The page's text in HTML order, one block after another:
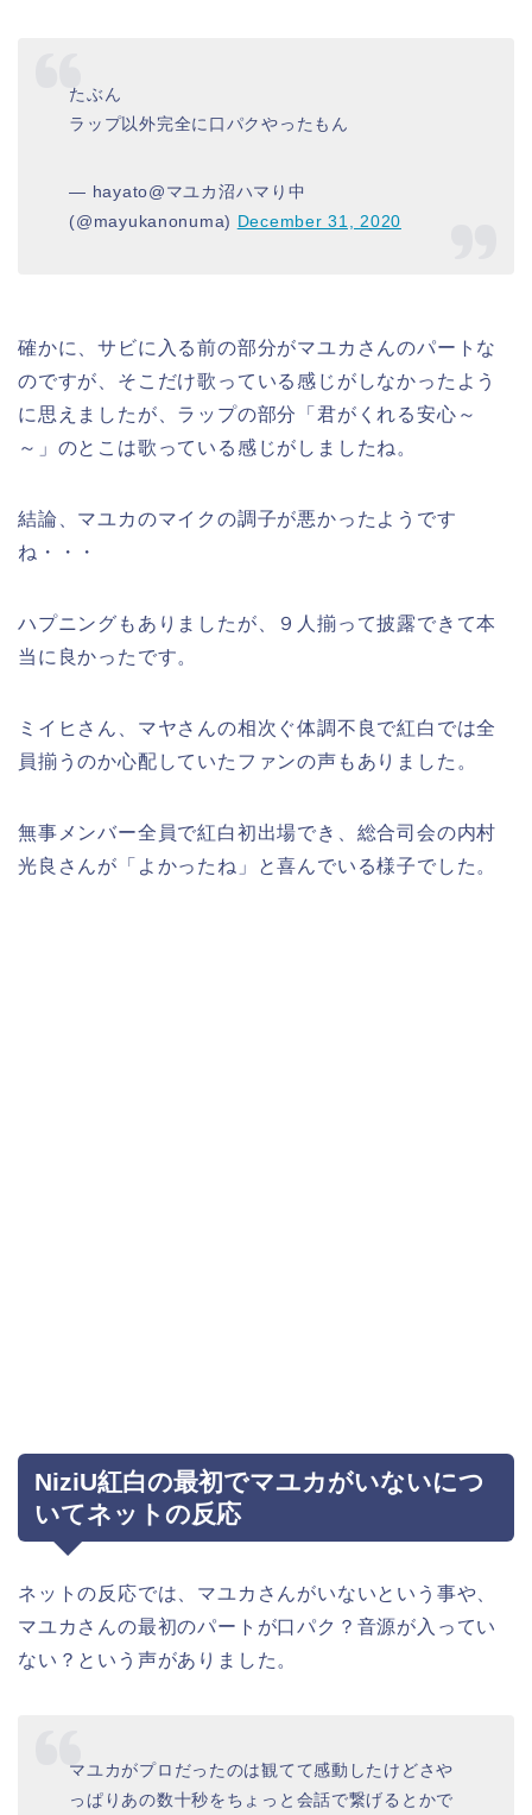
たぶん
ラップ以外完全に口パクやったもん
— hayato@マユカ沼ハマり中
(@mayukanonuma) December 31, 2020
確かに、サビに入る前の部分がマユカさんのパートな
のですが、そこだけ歌っている感じがしなかったよう
に思えましたが、ラップの部分「君がくれる安心～
～」のとこは歌っている感じがしましたね。
結論、マユカのマイクの調子が悪かったようです
ね・・・
ハプニングもありましたが、９人揃って披露できて本
当に良かったです。
ミイヒさん、マヤさんの相次ぐ体調不良で紅白では全
員揃うのか心配していたファンの声もありました。
無事メンバー全員で紅白初出場でき、総合司会の内村
光良さんが「よかったね」と喜んでいる様子でした。
NiziU紅白の最初でマユカがいないにつ
いてネットの反応
ネットの反応では、マユカさんがいないという事や、
マユカさんの最初のパートが口パク？音源が入ってい
ない？という声がありました。
マユカがプロだったのは観てて感動したけどさや
っぱりあの数十秒をちょっと会話で繋げるとかで